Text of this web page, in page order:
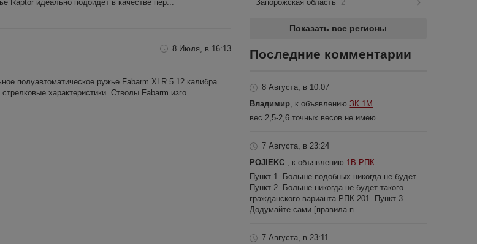
Raptor идеально подойдет в качестве пер...
8 Июля, в 16:13
полуавтоматическое ружье Fabarm XLR 5 12 калибра
характеристики. Стволы Fabarm изго...
Запорожская область
2
Показать все регионы
Последние комментарии
8 Августа, в 10:07
Владимир , к объявлениюЗК 1М
вес 2,5-2,6 точных весов не имею
7 Августа, в 23:24
POJIEKC
, к объявлению 1В РПК
Пункт 1. Больше подобных никогда не будет.
Пункт 2. Больше никогда не будет такого
гражданского варианта РПК-201. Пункт 3.
Додумайте сами [правила п...
7 Августа, в 23:11